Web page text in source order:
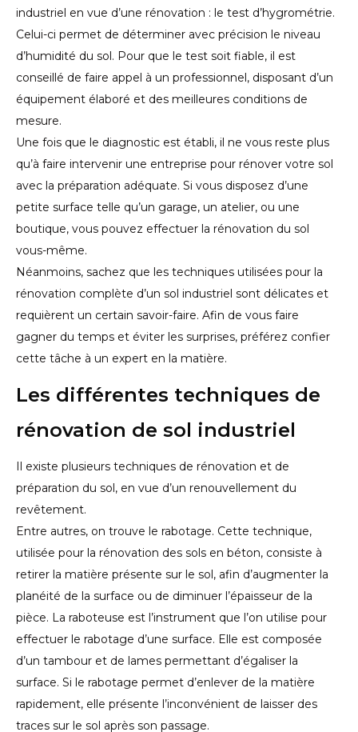
industriel en vue d’une rénovation : le test d’hygrométrie.
Celui-ci permet de déterminer avec précision le niveau
d’humidité du sol. Pour que le test soit fiable, il est
conseillé de faire appel à un professionnel, disposant d’un
équipement élaboré et des meilleures conditions de
mesure.
Une fois que le diagnostic est établi, il ne vous reste plus
qu’à faire intervenir une entreprise pour rénover votre sol
avec la préparation adéquate. Si vous disposez d’une
petite surface telle qu’un garage, un atelier, ou une
boutique, vous pouvez effectuer la rénovation du sol
vous-même.
Néanmoins, sachez que les techniques utilisées pour la
rénovation complète d’un sol industriel sont délicates et
requièrent un certain savoir-faire. Afin de vous faire
gagner du temps et éviter les surprises, préférez confier
cette tâche à un expert en la matière.
Les différentes techniques de
rénovation de sol industriel
Il existe plusieurs techniques de rénovation et de
préparation du sol, en vue d’un renouvellement du
revêtement.
Entre autres, on trouve le rabotage. Cette technique,
utilisée pour la rénovation des sols en béton, consiste à
retirer la matière présente sur le sol, afin d’augmenter la
planéité de la surface ou de diminuer l’épaisseur de la
pièce. La raboteuse est l’instrument que l’on utilise pour
effectuer le rabotage d’une surface. Elle est composée
d’un tambour et de lames permettant d’égaliser la
surface. Si le rabotage permet d’enlever de la matière
rapidement, elle présente l’inconvénient de laisser des
traces sur le sol après son passage.